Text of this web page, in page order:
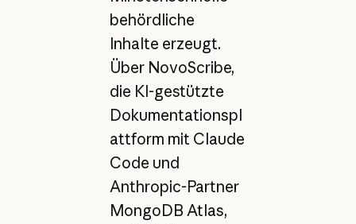
behördliche
Inhalte erzeugt.
Über NovoScribe,
die KI-gestützte
Dokumentationspl
attform mit Claude
Code und
Anthropic-Partner
MongoDB Atlas,